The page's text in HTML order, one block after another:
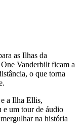
as Ilhas da
Vanderbilt ficam a
o que torna
a Ilha Ellis,
e um tour de áudio
na história